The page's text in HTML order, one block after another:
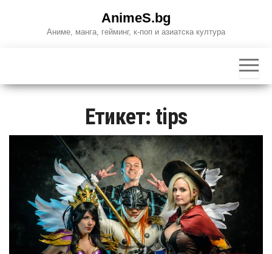
AnimeS.bg
Аниме, манга, гейминг, к-поп и азиатска култура
Етикет: tips